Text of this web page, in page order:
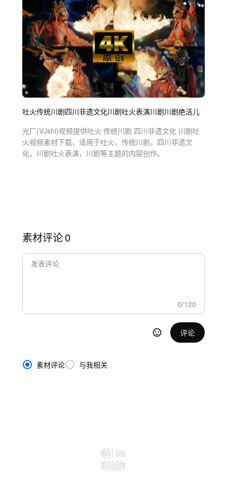
吐火传统川剧四川非遗文化川剧吐火表演川剧川剧绝活儿
光厂(VJshi)视频提供吐火 传统川剧 四川非遗文化 川剧吐
火视频素材下载，适用于吐火，传统川剧，四川非遗文
化，川剧吐火表演，川剧等主题的内容创作。
素材评论0
0/120
评论
素材评论 与我相关